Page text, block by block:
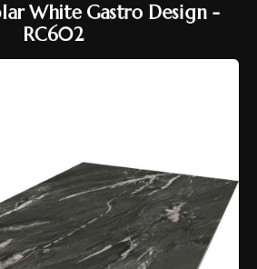
White Gastro Design -
RC602